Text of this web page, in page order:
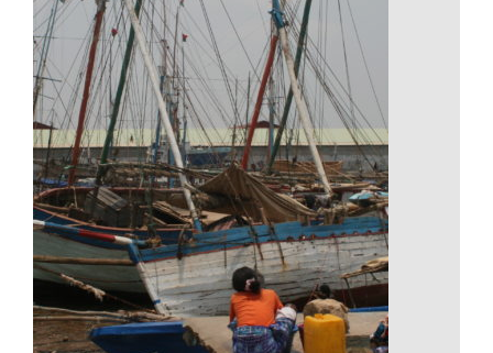
Un lémurien de Madagascar
VOIR LE DÉTAIL